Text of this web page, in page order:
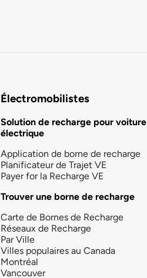
Électromobilistes
Solution de recharge pour voiture
électrique
Application de borne de recharge
Planificateur de Trajet VE
Payer for la Recharge VE
Trouver une borne de recharge
Carte de Bornes de Recharge
Réseaux de Recharge
Par Ville
Villes populaires au Canada
Montréal
Vancouver